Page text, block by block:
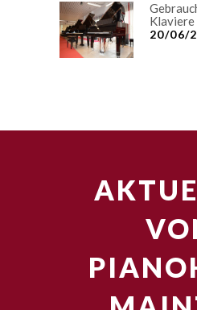
Klaviere
20/06/